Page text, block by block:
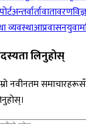
अन्तर्वार्तावातावरण
व्यवस्थाआप्रवासनयुवा
लिनुहोस्
नवीनतम